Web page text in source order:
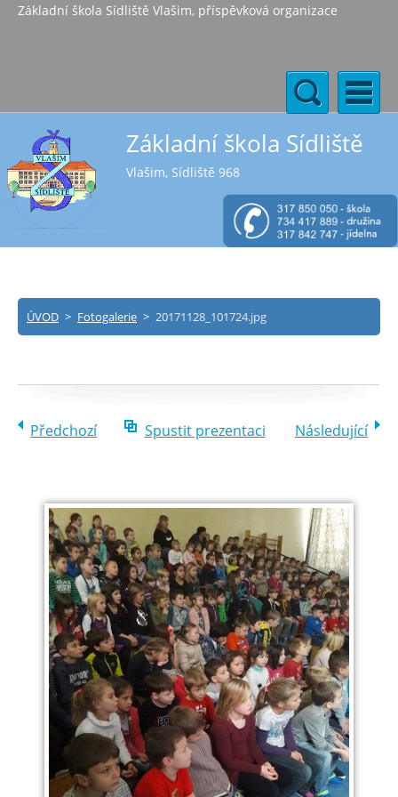
Základní škola Sídliště Vlašim, příspěvková organizace
Základní škola Sídliště
Vlašim, Sídliště 968
ÚVOD > Fotogalerie > 20171128_101724.jpg
Předchozí Spustit prezentaci Následující